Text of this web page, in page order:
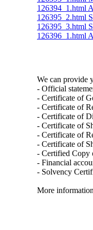
126394_1.html
126395_2.html
126395_3.html
126396_1.html
We can provide
- Official
- Certificate of
- Certificate of
- Certificate of
- Certificate of
- Certificate of
- Certificate of
- Certified Copy
- Financial
- Solvency
More